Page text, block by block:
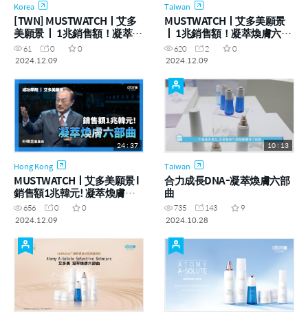
Korea
[TWN] MUSTWATCHㅣ艾多
美願景 ㅣ 1兆銷售額！凝萃煥
膚六部曲
61 0
0
2024.12.09
Taiwan
MUSTWATCHㅣ艾多美願景
ㅣ 1兆銷售額！凝萃煥膚六部
曲620 2
0
2024.12.09
24 : 37
Hong Kong
MUSTWATCHㅣ艾多美願景 l
銷售額1兆韓元! 凝萃煥膚六
部曲
656 0
0
2024.12.09
10 : 13
Taiwan
合力成長DNA-凝萃煥膚六部
曲
735 143
9
2024.10.28